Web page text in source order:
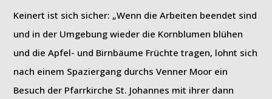
Keinert ist sich sicher: „Wenn die Arbeiten beendet sind
und in der Umgebung wieder die Kornblumen blühen
und die Apfel- und Birnbäume Früchte tragen, lohnt sich
nach einem Spaziergang durchs Venner Moor ein
Besuch der Pfarrkirche St. Johannes mit ihrer dann